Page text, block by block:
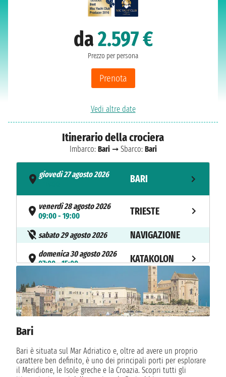
da2.597 €
Prezzo per persona
Prenota
Vedi altre date
Itinerario della crociera
Imbarco: Bari➞ Sbarco: Bari
giovedì 27 agosto 2026
BARI
venerdì 28 agosto 2026
09:00 - 19:00
TRIESTE
sabato 29 agosto 2026 NAVIGAZIONE
domenica 30 agosto 2026
07:00 - 15:00
KATAKOLON
lunedì 31 agosto 2026
08:00 - 18:00
ATENE
martedì 1 settembre 2026
mercoledì 2 settembre 2026
10:00 - 23:00
ISTANBUL
Bari
Bari è situata sul Mar Adriatico e, oltre ad avere un proprio
carattere ben definito, è uno dei principali porti per esplorare
il Meridione, le Isole greche e la Croazia. Scopri tutti gli